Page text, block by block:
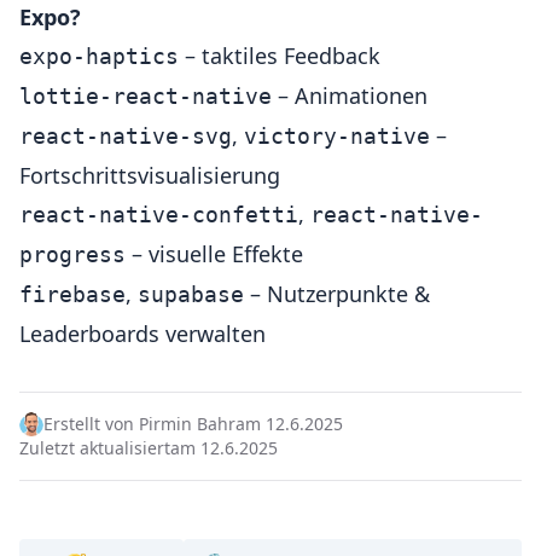
Expo?
expo-haptics – taktiles Feedback
lottie-react-native – Animationen
react-native-svg, victory-native –
Fortschrittsvisualisierung
react-native-confetti, react-native-
progress – visuelle Effekte
firebase, supabase – Nutzerpunkte &
Leaderboards verwalten
Erstellt von Pirmin Bahram 12.6.2025
Zuletzt aktualisiertam 12.6.2025